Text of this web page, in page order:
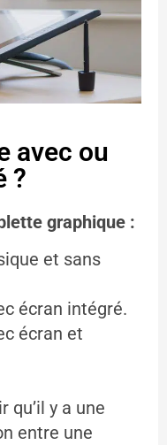
avec ou
?
graphique :
et sans
écran intégré.
écran et
qu’il y a une
entre une